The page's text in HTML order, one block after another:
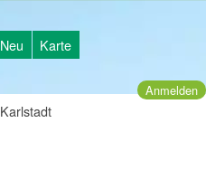
Neu Karte
Anmelden
Karlstadt